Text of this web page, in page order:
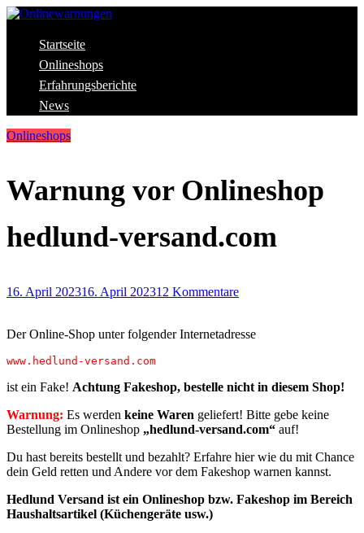
Skip
content
Onlinewarnungen
Aktuelle Warnungen vor Gefahren im Internet
Startseite
Onlineshops
Erfahrungsberichte
News
Onlineshops
Warnung vor Onlineshop
hedlund-versand.com
16. April 202316. April 202312 Kommentare
Der Online-Shop unter folgender Internetadresse
www.hedlund-versand.com
ist ein Fake! Achtung Fakeshop, bestelle nicht in diesem Shop!
Warnung: Es werden keine Waren geliefert! Bitte gebe keine
Bestellung im Onlineshop „hedlund-versand.com“ auf!
Du hast bereits bestellt und bezahlt? Erfahre hier wie du mit Chance
dein Geld retten und Andere vor dem Fakeshop warnen kannst.
Hedlund Versand ist ein Onlineshop bzw. Fakeshop im Bereich
Haushaltsartikel (Küchengeräte usw.)